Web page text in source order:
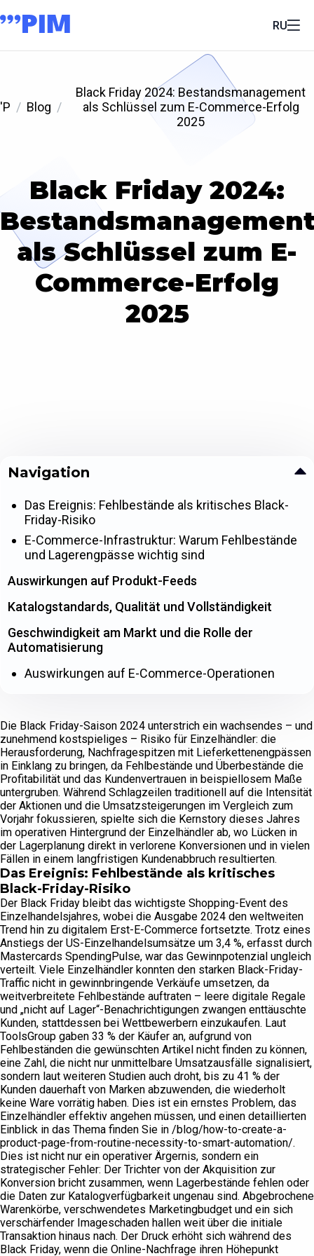
RU
'P Blog
Black Friday 2024: Bestandsmanagement
als Schlüssel zum E-Commerce-Erfolg
2025
Black Friday 2024:
als Schlüssel zum E-
Commerce-Erfolg
2025
Die Black Friday-Saison 2024 unterstrich ein wachsendes – und
zunehmend kostspieliges – Risiko für Einzelhändler: die
Herausforderung, Nachfragespitzen mit Lieferkettenengpässen
in Einklang zu bringen, da Fehlbestände und Überbestände die
Profitabilität und das Kundenvertrauen in beispiellosem Maße
untergruben. Während Schlagzeilen traditionell auf die Intensität
der Aktionen und die Umsatzsteigerungen im Vergleich zum
Vorjahr fokussieren, spielte sich die Kernstory dieses Jahres
im operativen Hintergrund der Einzelhändler ab, wo Lücken in
der Lagerplanung direkt in verlorene Konversionen und in vielen
Fällen in einem langfristigen Kundenabbruch resultierten.
Das Ereignis: Fehlbestände als kritisches
Black-Friday-Risiko
Der Black Friday bleibt das wichtigste Shopping-Event des
Einzelhandelsjahres, wobei die Ausgabe 2024 den weltweiten
Trend hin zu digitalem Erst-E-Commerce fortsetzte. Trotz eines
Anstiegs der US-Einzelhandelsumsätze um 3,4 %, erfasst durch
Mastercards SpendingPulse, war das Gewinnpotenzial ungleich
verteilt. Viele Einzelhändler konnten den starken Black-Friday-
Traffic nicht in gewinnbringende Verkäufe umsetzen, da
weitverbreitete Fehlbestände auftraten – leere digitale Regale
und „nicht auf Lager“-Benachrichtigungen zwangen enttäuschte
Kunden, stattdessen bei Wettbewerbern einzukaufen. Laut
ToolsGroup gaben 33 % der Käufer an, aufgrund von
Fehlbeständen die gewünschten Artikel nicht finden zu können,
eine Zahl, die nicht nur unmittelbare Umsatzausfälle signalisiert,
sondern laut weiteren Studien auch droht, bis zu 41 % der
Kunden dauerhaft von Marken abzuwenden, die wiederholt
keine Ware vorrätig haben. Dies ist ein ernstes Problem, das
Einzelhändler effektiv angehen müssen, und einen detaillierten
Einblick in das Thema finden Sie in /blog/how-to-create-a-
product-page-from-routine-necessity-to-smart-automation/.
Dies ist nicht nur ein operativer Ärgernis, sondern ein
strategischer Fehler: Der Trichter von der Akquisition zur
Konversion bricht zusammen, wenn Lagerbestände fehlen oder
die Daten zur Katalogverfügbarkeit ungenau sind. Abgebrochene
Warenkörbe, verschwendetes Marketingbudget und ein sich
verschärfender Imageschaden hallen weit über die initiale
Transaktion hinaus nach. Der Druck erhöht sich während des
Black Friday, wenn die Online-Nachfrage ihren Höhepunkt
Navigation
Das Ereignis: Fehlbestände als kritisches Black-
Friday-Risiko
E-Commerce-Infrastruktur: Warum Fehlbestände
und Lagerengpässe wichtig sind
Auswirkungen auf Produkt-Feeds
Katalogstandards, Qualität und Vollständigkeit
Geschwindigkeit am Markt und die Rolle der
Automatisierung
Auswirkungen auf E-Commerce-Operationen